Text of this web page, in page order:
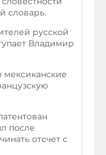
словарь.
русской
Владимир
мексиканские
после
отсчет с